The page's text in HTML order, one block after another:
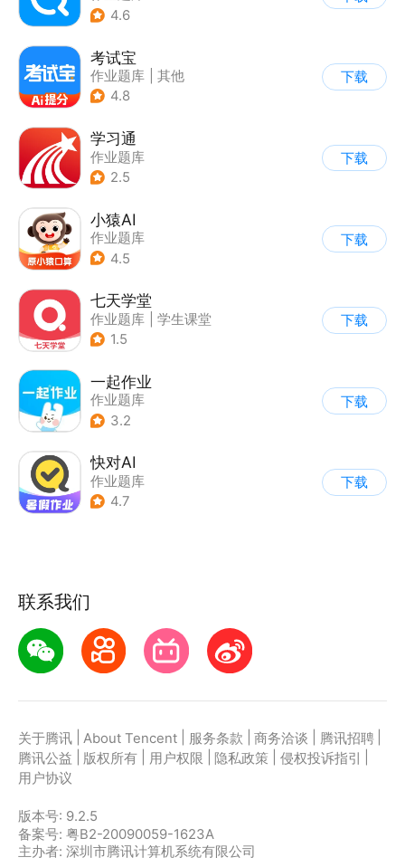
4.6
考试宝
作业题库
其他
4.8
下载
学习通
作业题库
2.5
下载
小猿AI
作业题库
4.5
下载
七天学堂
作业题库
学生课堂
1.5
下载
一起作业
作业题库
3.2
下载
快对AI
作业题库
4.7
下载
联系我们
关于腾讯 About Tencent 服务条款 商务洽谈 腾讯招聘
腾讯公益
版权所有 用户权限 隐私政策 侵权投诉指引
用户协议
版本号: 9.2.5
备案号: 粤B2-20090059-1623A
主办者: 深圳市腾讯计算机系统有限公司